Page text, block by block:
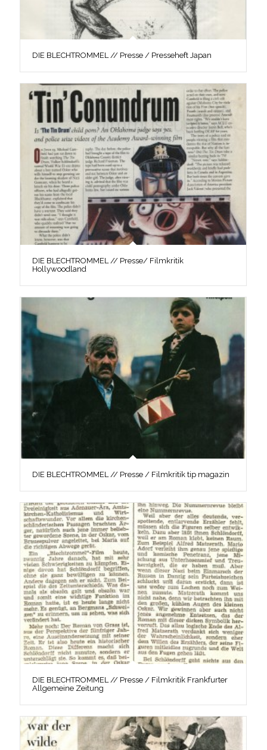
DIE BLECHTROMMEL // Presse / Presseheft Japan
DIE BLECHTROMMEL // Presse/ Filmkritik
Hollywoodland
DIE BLECHTROMMEL // Presse / Filmkritik tip magazin
DIE BLECHTROMMEL // Presse / Filmkritik Frankfurter
Allgemeine Zeitung